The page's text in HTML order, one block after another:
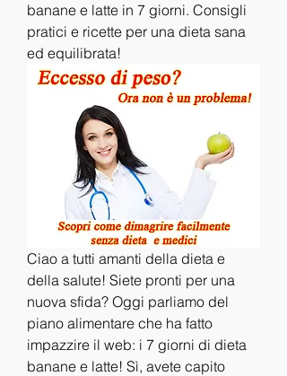
banane e latte in 7 giorni. Consigli
pratici e ricette per una dieta sana
ed equilibrata!
Ciao a tutti amanti della dieta e
della salute! Siete pronti per una
nuova sfida? Oggi parliamo del
piano alimentare che ha fatto
impazzire il web: i 7 giorni di dieta
banane e latte! Sì, avete capito